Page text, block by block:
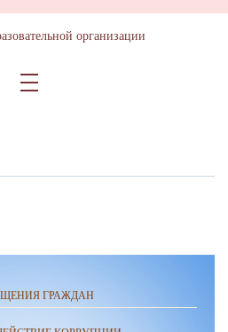
ГРАЖДАН
организации